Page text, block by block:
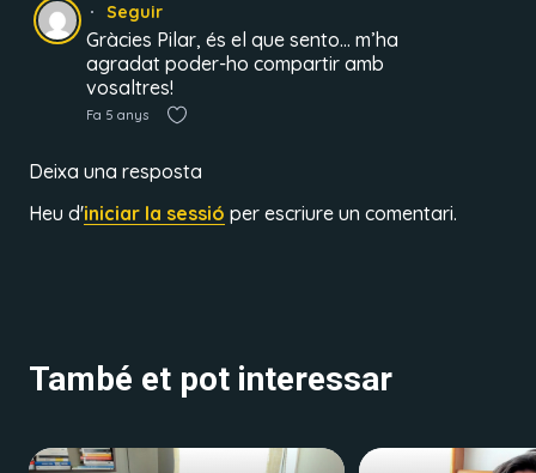
Seguir
Gràcies Pilar, és el que sento… m’ha
agradat poder-ho compartir amb
vosaltres!
Fa 5 anys
Deixa una resposta
Heu d'iniciar la sessió per escriure un comentari.
També et pot interessar